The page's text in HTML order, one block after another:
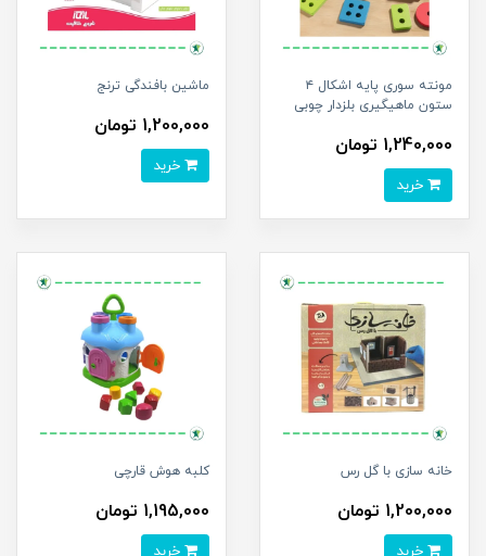
مونته سوری پایه اشکال ۴
ستون ماهیگیری بلزدار چوبی
1,240,000 تومان
ماشین بافندگی ترنج
1,200,000 تومان
خانه سازی با گل رس
1,200,000 تومان
کلبه هوش قارچی
1,195,000 تومان